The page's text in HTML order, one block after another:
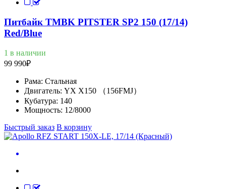
Питбайк TMBK PITSTER SP2 150 (17/14)
Red/Blue
1 в наличии
99 990₽
Рама: Стальная
Двигатель: YX X150 （156FMJ）
Кубатура: 140
Мощность: 12/8000
Быстрый заказ В корзину